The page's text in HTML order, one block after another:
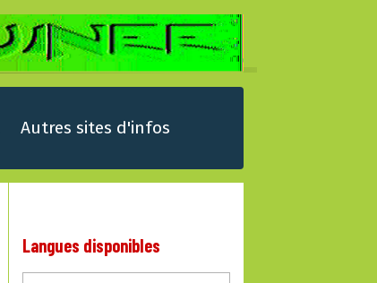
Autres sites d'infos
Langues disponibles